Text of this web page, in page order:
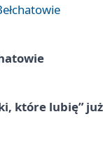
które lubię”